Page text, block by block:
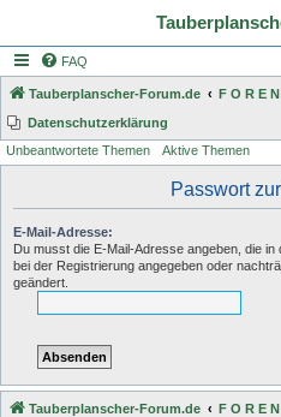
FAQ
Tauberplanscher-Forum.de
F O R E
Datenschutzerklärung
Unbeantwortete Themen Aktive Themen
Passwort
E-Mail-Adresse:
Du musst die E-Mail-Adresse angeben, die
bei der Registrierung angegeben oder
geändert.
Tauberplanscher-Forum.de F O R E